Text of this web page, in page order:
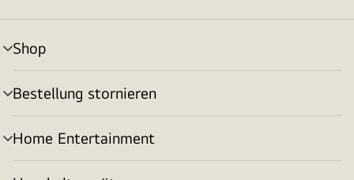
Shop
Menü
umschalten
Bestellung stornieren
Menü
umschalten
Home Entertainment
Menü
umschalten